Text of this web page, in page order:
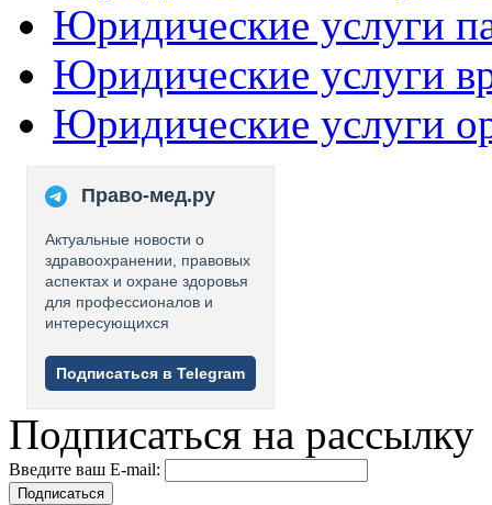
Юридические услуги
Юридические услуги
Юридические услуги
Право-мед.ру
Актуальные новости о
здравоохранении, правовых
аспектах и охране здоровья
для профессионалов и
интересующихся
Подписаться в Telegram
Подписаться на рассылку
Введите ваш E-mail:
Подписаться